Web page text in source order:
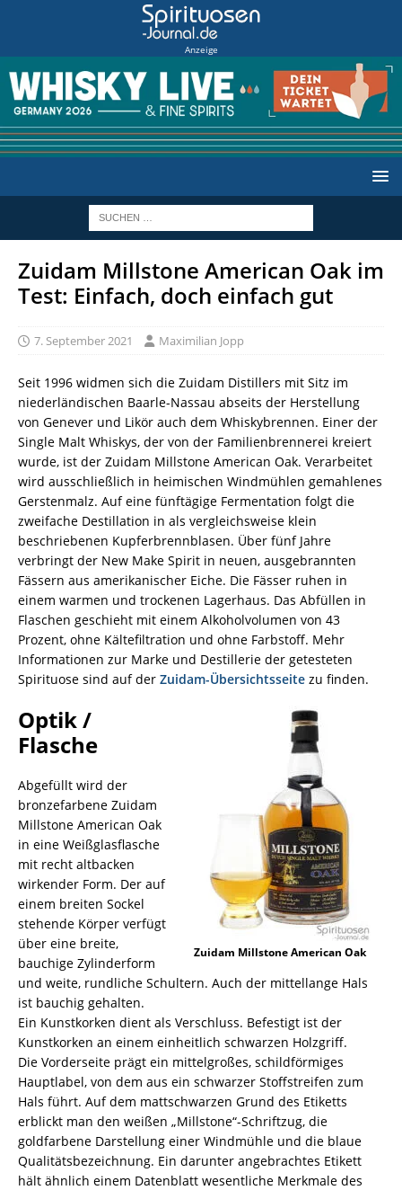
Anzeige
Zuidam Millstone American Oak im
Test: Einfach, doch einfach gut
7. September 2021 Maximilian Jopp
Seit 1996 widmen sich die Zuidam Distillers mit Sitz im
niederländischen Baarle-Nassau abseits der Herstellung
von Genever und Likör auch dem Whiskybrennen. Einer der
Single Malt Whiskys, der von der Familienbrennerei kreiert
wurde, ist der Zuidam Millstone American Oak. Verarbeitet
wird ausschließlich in heimischen Windmühlen gemahlenes
Gerstenmalz. Auf eine fünftägige Fermentation folgt die
zweifache Destillation in als vergleichsweise klein
beschriebenen Kupferbrennblasen. Über fünf Jahre
verbringt der New Make Spirit in neuen, ausgebrannten
Fässern aus amerikanischer Eiche. Die Fässer ruhen in
einem warmen und trockenen Lagerhaus. Das Abfüllen in
Flaschen geschieht mit einem Alkoholvolumen von 43
Prozent, ohne Kältefiltration und ohne Farbstoff. Mehr
Informationen zur Marke und Destillerie der getesteten
Spirituose sind auf der Zuidam-Übersichtsseite zu finden.
Zuidam Millstone American Oak
Optik /
Flasche
Abgefüllt wird der
bronzefarbene Zuidam
Millstone American Oak
in eine Weißglasflasche
mit recht altbacken
wirkender Form. Der auf
einem breiten Sockel
stehende Körper verfügt
über eine breite,
bauchige Zylinderform
und weite, rundliche Schultern. Auch der mittellange Hals
ist bauchig gehalten.
Ein Kunstkorken dient als Verschluss. Befestigt ist der
Kunstkorken an einem einheitlich schwarzen Holzgriff.
Die Vorderseite prägt ein mittelgroßes, schildförmiges
Hauptlabel, von dem aus ein schwarzer Stoffstreifen zum
Hals führt. Auf dem mattschwarzen Grund des Etiketts
erblickt man den weißen „Millstone“-Schriftzug, die
goldfarbene Darstellung einer Windmühle und die blaue
Qualitätsbezeichnung. Ein darunter angebrachtes Etikett
hält ähnlich einem Datenblatt wesentliche Merkmale des